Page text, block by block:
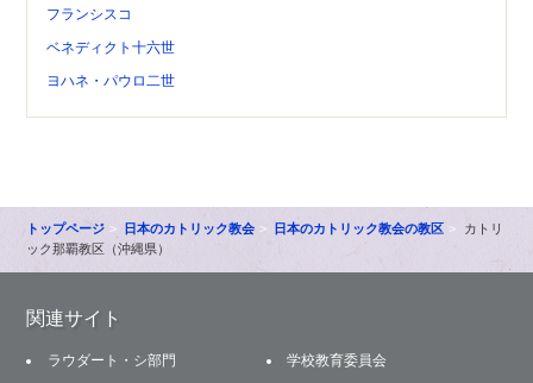
フランシスコ
ベネディクト十六世
ヨハネ・パウロ二世
トップページ 日本のカトリック教会 日本のカトリック教会の教区
カトリ
ック那覇教区（沖縄県）
関連サイト
ラウダート・シ部門
学校教育委員会